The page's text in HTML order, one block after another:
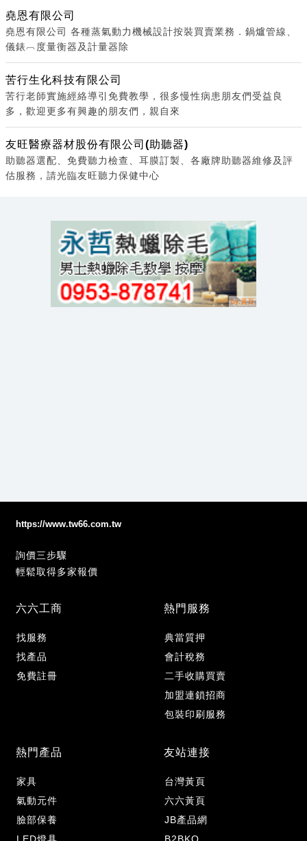
堯恩有限公司
堯恩有限公司 各種蒸氣動力機械設計按裝買賣業務．鍋爐管線、
儀錶︹度量衡器及計量器除
苦行生化科技有限公司
苦行老師實施經絡導引免費教學，很多慢性病患朋友們受益良
多，歡迎更多有興趣的朋友們，親自來
友旺醫療器材股份有限公司(助聽器)
助聽器選配、免費聽力檢查、耳膜訂製、各廠牌助聽器維修及評
估服務，請光臨友旺聽力保健中心
https://www.tw66.com.tw
詢價三步驟
輕鬆取得多家報價
六六工商
找服務
找產品
免費註冊
熱門服務
典當質押
會計稅務
二手收購買賣
加盟連鎖招商
包裝印刷服務
熱門產品
家具
氣動元件
臉部保養
LED燈具
友站連接
台灣黃頁
六六黃頁
JB產品網
B2BKO